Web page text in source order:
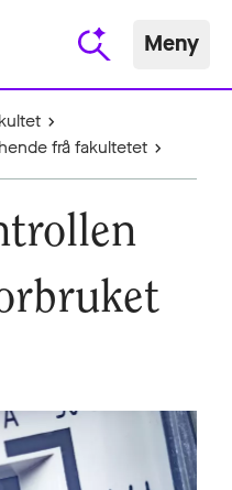
Meny
frå fakultetet